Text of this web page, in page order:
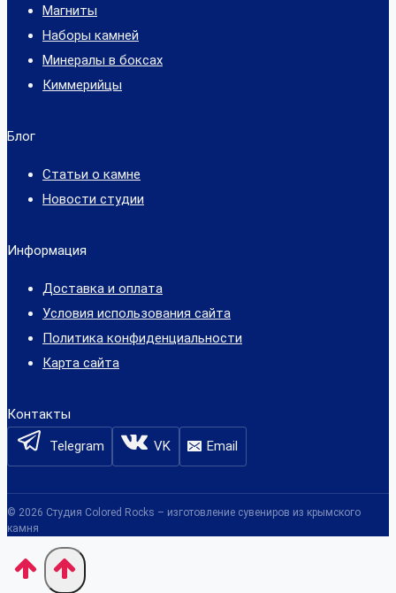
Магниты
Наборы камней
Минералы в боксах
Киммерийцы
Блог
Статьи о камне
Новости студии
Информация
Доставка и оплата
Условия использования сайта
Политика конфиденциальности
Карта сайта
Контакты
Telegram VK Email
© 2026 Студия Colored Rocks – изготовление сувениров из крымского
камня